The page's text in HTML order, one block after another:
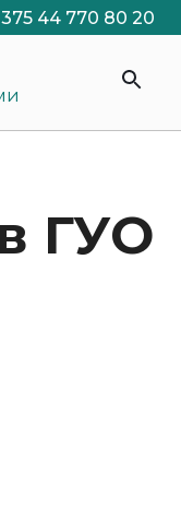
44 770 80 20
ГУО